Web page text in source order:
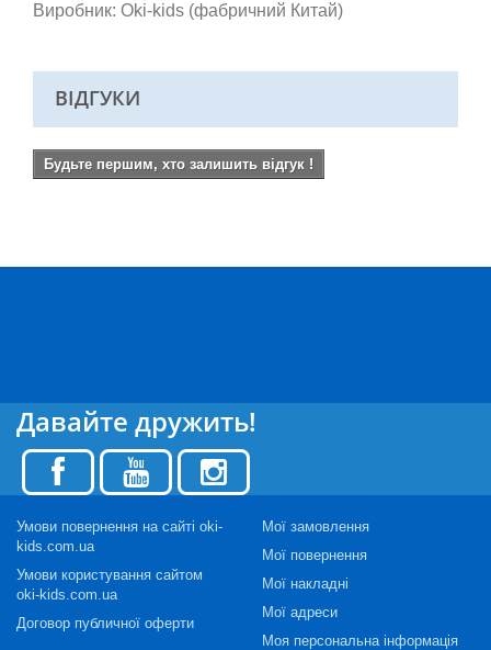
Виробник: Oki-kids (фабричний Китай)
ВІДГУКИ
Будьте першим, хто залишить відгук !
Давайте дружить!
Умови повернення на сайті oki-
kids.com.ua
Умови користування сайтом
oki-kids.com.ua
Договор публичної оферти
Мої замовлення
Мої повернення
Мої накладні
Мої адреси
Моя персональна інформація